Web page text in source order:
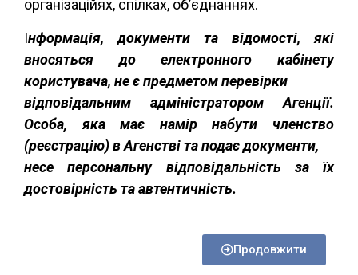
організаційях, спілках, об’єднаннях.
Інформація, документи та відомості, які
вносяться до електронного кабінету
користувача, не є предметом перевірки
відповідальним адміністратором Агенції.
Особа, яка має намір набути членство
(реєстрацію) в Агенстві та подає документи,
несе персональну відповідальність за їх
достовірність та автентичність.
Продовжити